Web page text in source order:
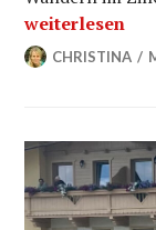
„7 Tipps fürs
weiterlesen
CHRISTINA